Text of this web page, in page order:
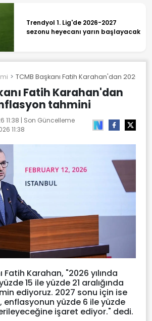
Trendyol 1. Lig'de 2026-2027
sezonu heyecanı yarın başlayacak
TCMB Başkanı Fatih Karahan'dan 2026
Fatih Karahan'dan
tahmini
11:38 | Son Güncelleme
11:38
Fatih Karahan, "2026 yılında
15 ile yüzde 21 aralığında
ediyoruz. 2027 sonu için ise
enflasyonun yüzde 6 ile yüzde
işaret ediyor." dedi.